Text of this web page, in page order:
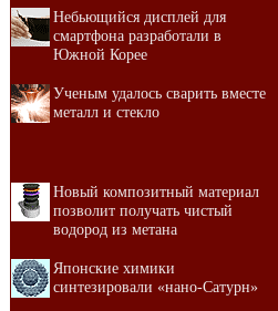
Небьющийся дисплей для
смартфона разработали в
Южной Корее
Ученым удалось сварить вместе
металл и стекло
Новый композитный материал
позволит получать чистый
водород из метана
Японские химики
синтезировали «нано-Сатурн»